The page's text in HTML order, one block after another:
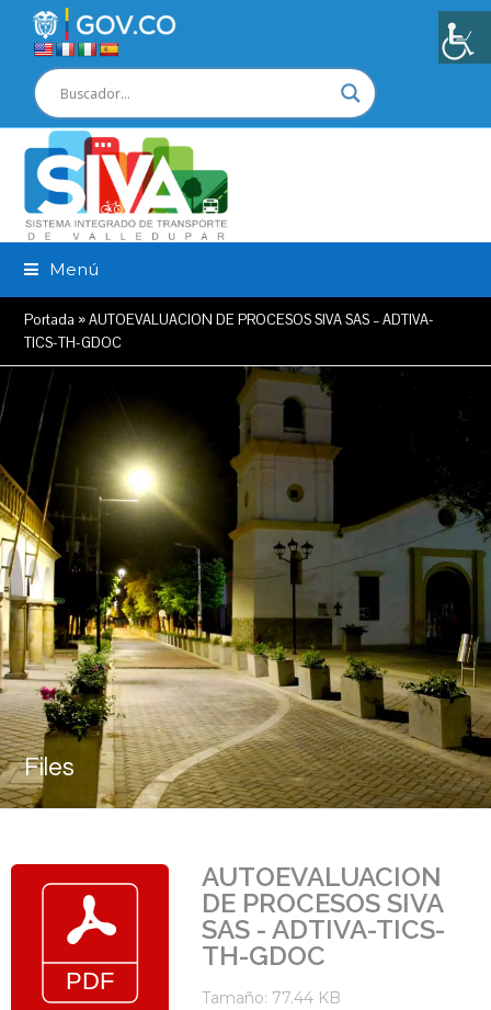
Menú
Portada »AUTOEVALUACION DE PROCESOS SIVA SAS – ADTIVA-
TICS-TH-GDOC
Files
AUTOEVALUACION
DE PROCESOS SIVA
SAS - ADTIVA-TICS-
TH-GDOC
Tamaño: 77.44 KB